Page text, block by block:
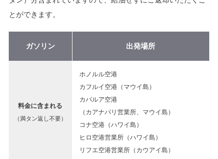
とができます。
ガソリン 出発場所
料金に含まれる
（満タン返し不要）
ホノルル空港
カフルイ空港（マウイ島）
カパルア空港
（カアナパリ営業所、マウイ島）
コナ空港（ハワイ島）
ヒロ空港営業所（ハワイ島）
リフエ空港営業所（カウアイ島）